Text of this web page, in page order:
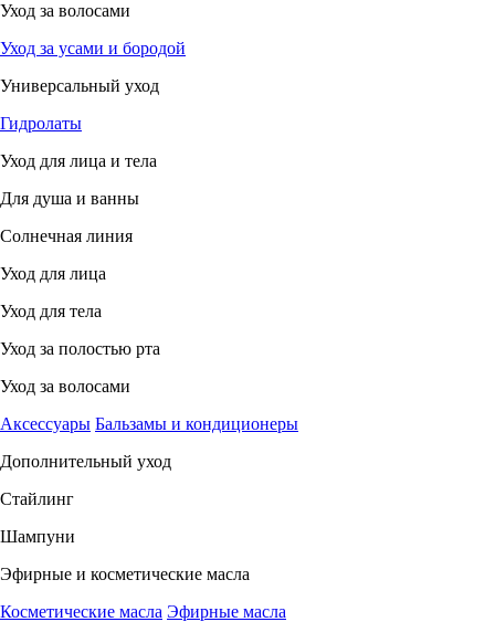
Уход за волосами
Уход за усами и бородой
Универсальный уход
Гидролаты
Уход для лица и тела
Для душа и ванны
Солнечная линия
Уход для лица
Уход для тела
Уход за полостью рта
Уход за волосами
Аксессуары Бальзамы и кондиционеры
Дополнительный уход
Стайлинг
Шампуни
Эфирные и косметические масла
Косметические масла Эфирные масла